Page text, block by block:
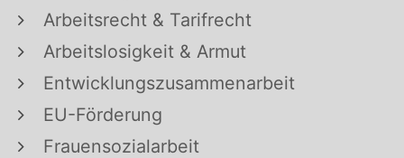
Arbeitsrecht & Tarifrecht
Arbeitslosigkeit & Armut
Entwicklungszusammenarbeit
EU-Förderung
Frauensozialarbeit